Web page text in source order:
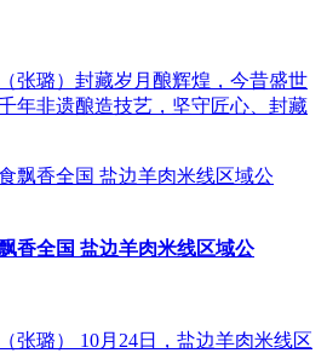
张璐）封藏岁月酿辉煌，今昔盛世
年非遗酿造技艺，坚守匠心、封藏
香全国 盐边羊肉米线区域公
张璐） 10月24日，盐边羊肉米线区